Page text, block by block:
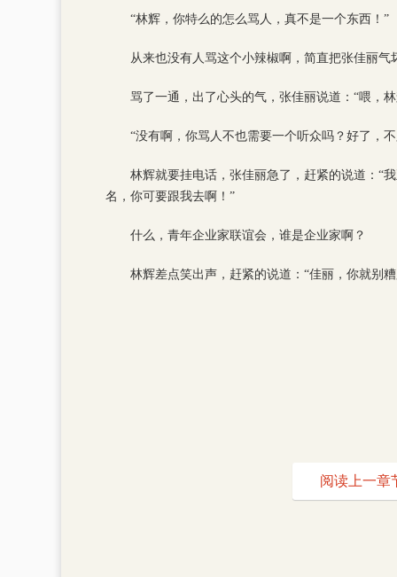
“林辉，你特么的怎么骂人，真不是一个东西！”
从来也没有人骂这个小辣椒啊，简直把张佳丽气
骂了一通，出了心头的气，张佳丽说道：“喂，
“没有啊，你骂人不也需要一个听众吗？好了，
林辉就要挂电话，张佳丽急了，赶紧的说道：“
名，你可要跟我去啊！”
什么，青年企业家联谊会，谁是企业家啊？
林辉差点笑出声，赶紧的说道：“佳丽，你就别
阅读上一章